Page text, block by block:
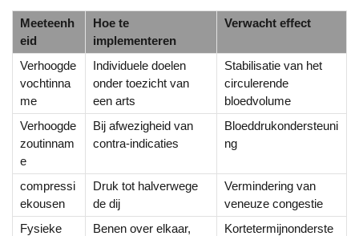
Meeteenh
eid
Hoe te
implementeren
Verwacht effect
Verhoogde
vochtinna
me
Individuele doelen
onder toezicht van
een arts
Stabilisatie van het
circulerende
bloedvolume
Verhoogde
zoutinnam
e
Bij afwezigheid van
contra-indicaties
Bloeddrukondersteuni
ng
compressi
ekousen
Druk tot halverwege
de dij
Vermindering van
veneuze congestie
Fysieke
Benen over elkaar,
Kortetermijnonderste